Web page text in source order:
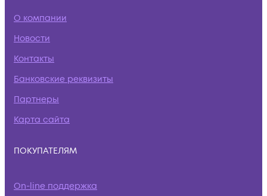
О компании
Новости
Контакты
Банковские реквизиты
Партнеры
Карта сайта
ПОКУПАТЕЛЯМ
On-line поддержка